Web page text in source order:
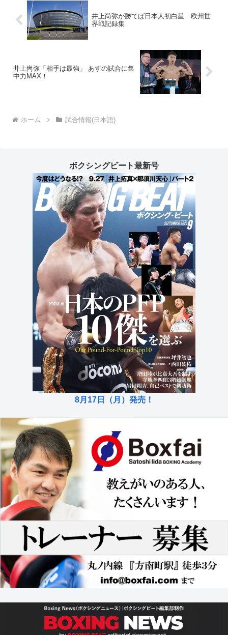
井上尚弥が勝てば日本人初白星 欧州世
界戦記録集
井上尚弥「相手は最強」 あすの試合に集
中力MAX！
ホーム 試合情報(日本語)
ボクシングビート最新号
8月17日（月）発売！